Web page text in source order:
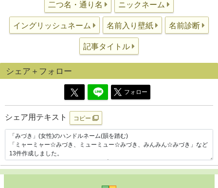
二つ名・通り名 ニックネーム
イングリッシュネーム 名前入り壁紙 名前診断
記事タイトル
シェア＋フォロー
フォロー
シェア用テキスト コピー